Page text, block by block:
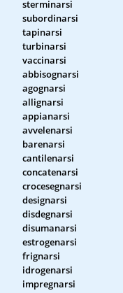
sterminarsi
subordinarsi
tapinarsi
turbinarsi
vaccinarsi
abbisognarsi
agognarsi
allignarsi
appianarsi
avvelenarsi
barenarsi
cantilenarsi
concatenarsi
crocesegnarsi
designarsi
disdegnarsi
disumanarsi
estrogenarsi
frignarsi
idrogenarsi
impregnarsi